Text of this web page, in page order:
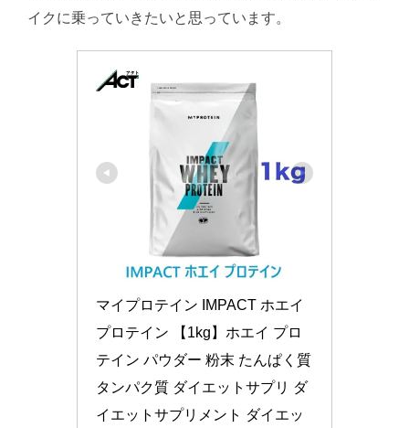
イクに乗っていきたいと思っています。
マイプロテイン IMPACT ホエイ
プロテイン 【1kg】ホエイ プロ
テイン パウダー 粉末 たんぱく質
タンパク質 ダイエットサプリ ダ
イエットサプリメント ダイエッ